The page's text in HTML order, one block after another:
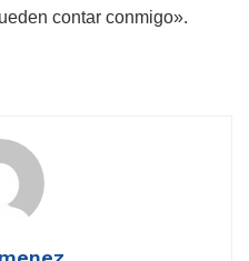
contar conmigo».